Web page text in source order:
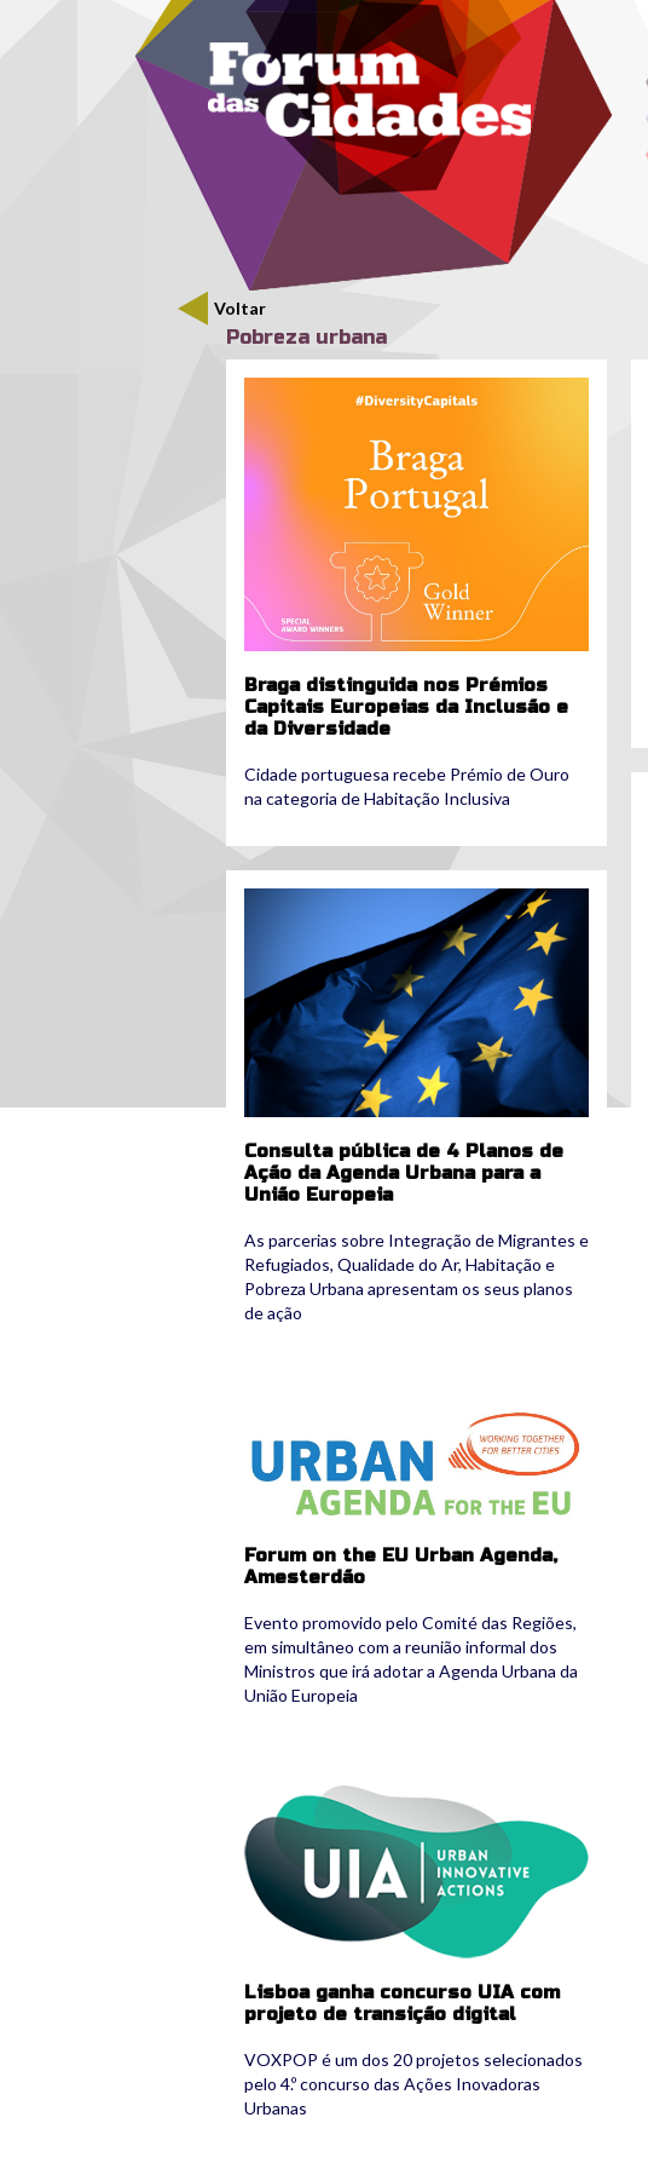
Passar para o conteúdo principalMenu secundário
Voltar
Pobreza urbana
Braga distinguida nos Prémios
Capitais Europeias da Inclusão e
da Diversidade
Cidade portuguesa recebe Prémio de Ouro
na categoria de Habitação Inclusiva
Consulta pública de 4 Planos de
Ação da Agenda Urbana para a
União Europeia
As parcerias sobre Integração de Migrantes e
Refugiados, Qualidade do Ar, Habitação e
Pobreza Urbana apresentam os seus planos
de ação
Forum on the EU Urban Agenda,
Amesterdão
Evento promovido pelo Comité das Regiões,
em simultâneo com a reunião informal dos
Ministros que irá adotar a Agenda Urbana da
União Europeia
logo_uia_2.png
Lisboa ganha concurso UIA com
projeto de transição digital
VOXPOP é um dos 20 projetos selecionados
pelo 4.º concurso das Ações Inovadoras
Urbanas